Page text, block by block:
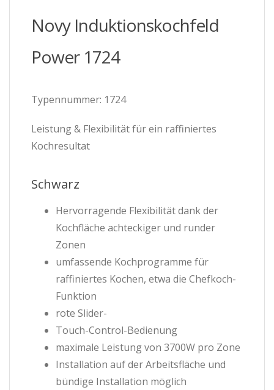
MengeNovy Induktionskochfeld
Power 1724
Typennummer: 1724
Leistung & Flexibilität für ein raffiniertes
Kochresultat
Schwarz
Hervorragende Flexibilität dank der
Kochfläche achteckiger und runder
Zonen
umfassende Kochprogramme für
raffiniertes Kochen, etwa die Chefkoch-
Funktion
rote Slider-
Touch-Control-Bedienung
maximale Leistung von 3700W pro Zone
Installation auf der Arbeitsfläche und
bündige Installation möglich